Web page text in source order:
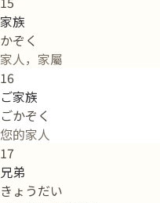
家族
かぞく
家人，家屬
16
ご家族
ごかぞく
您的家人
17
兄弟
きょうだい